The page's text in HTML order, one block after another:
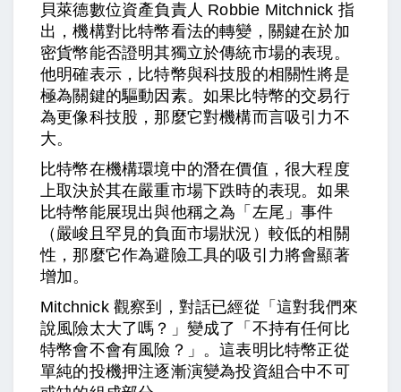
貝萊德數位資產負責人 Robbie Mitchnick 指
出，機構對比特幣看法的轉變，關鍵在於加
密貨幣能否證明其獨立於傳統市場的表現。
他明確表示，比特幣與科技股的相關性將是
極為關鍵的驅動因素。如果比特幣的交易行
為更像科技股，那麼它對機構而言吸引力不
大。
比特幣在機構環境中的潛在價值，很大程度
上取決於其在嚴重市場下跌時的表現。如果
比特幣能展現出與他稱之為「左尾」事件
（嚴峻且罕見的負面市場狀況）較低的相關
性，那麼它作為避險工具的吸引力將會顯著
增加。
Mitchnick 觀察到，對話已經從「這對我們來
說風險太大了嗎？」變成了「不持有任何比
特幣會不會有風險？」。這表明比特幣正從
單純的投機押注逐漸演變為投資組合中不可